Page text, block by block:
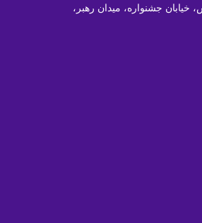
خیابان جشنواره، میدان رهبر،